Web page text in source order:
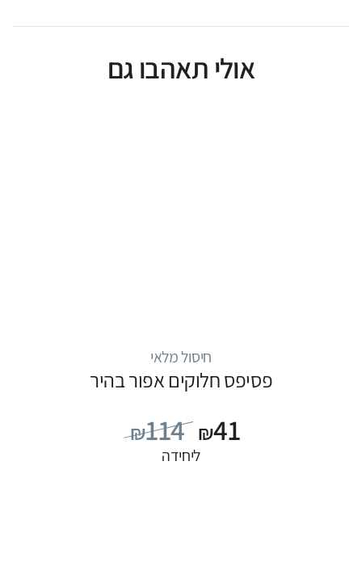
אולי תאהבו גם
חיסול מלאי
פסיפס חלוקים אפור בהיר
₪114 ₪41
ליחידה